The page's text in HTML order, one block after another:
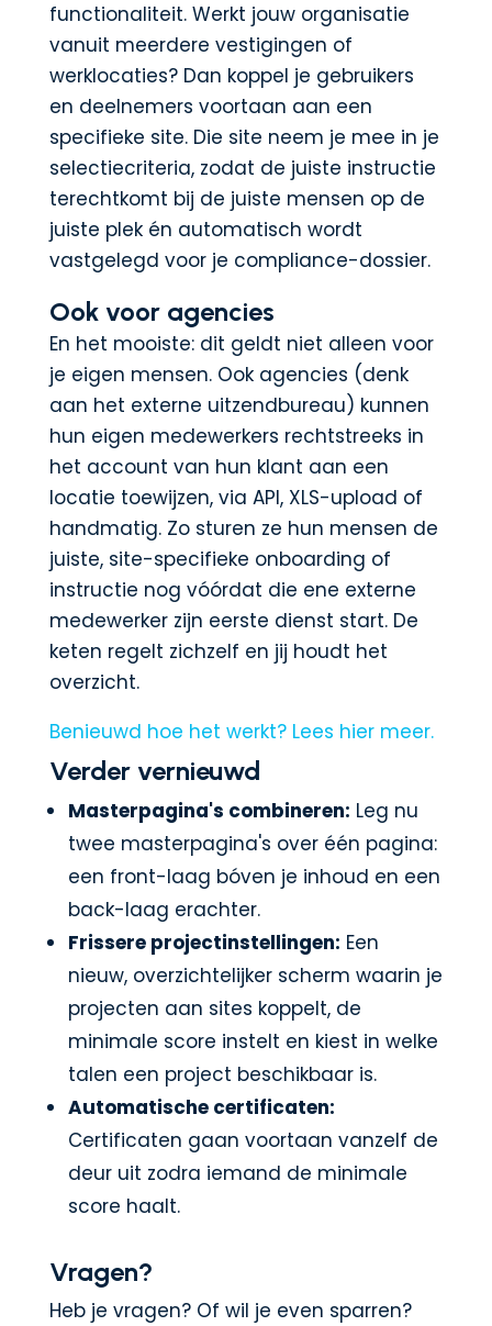
functionaliteit. Werkt jouw organisatie
vanuit meerdere vestigingen of
werklocaties? Dan koppel je gebruikers
en deelnemers voortaan aan een
specifieke site. Die site neem je mee in je
selectiecriteria, zodat de juiste instructie
terechtkomt bij de juiste mensen op de
juiste plek én automatisch wordt
vastgelegd voor je compliance-dossier.
Ook voor agencies
En het mooiste: dit geldt niet alleen voor
je eigen mensen. Ook agencies (denk
aan het externe uitzendbureau) kunnen
hun eigen medewerkers rechtstreeks in
het account van hun klant aan een
locatie toewijzen, via API, XLS-upload of
handmatig. Zo sturen ze hun mensen de
juiste, site-specifieke onboarding of
instructie nog vóórdat die ene externe
medewerker zijn eerste dienst start. De
keten regelt zichzelf en jij houdt het
overzicht.
Benieuwd hoe het werkt? Lees hier meer.
Verder vernieuwd
Masterpagina's combineren: Leg nu
twee masterpagina's over één pagina:
een front-laag bóven je inhoud en een
back-laag erachter.
Frissere projectinstellingen: Een
nieuw, overzichtelijker scherm waarin je
projecten aan sites koppelt, de
minimale score instelt en kiest in welke
talen een project beschikbaar is.
Automatische certificaten:
Certificaten gaan voortaan vanzelf de
deur uit zodra iemand de minimale
score haalt.
Vragen?
Heb je vragen? Of wil je even sparren?